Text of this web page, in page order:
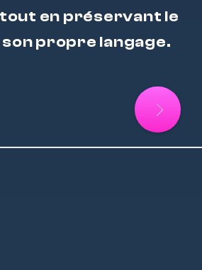
en préservant le
propre langage.